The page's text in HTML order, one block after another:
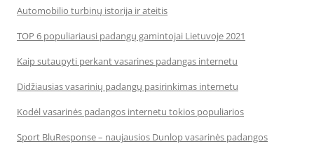
Automobilio turbinų istorija ir ateitis
TOP 6 populiariausi padangų gamintojai Lietuvoje 2021
Kaip sutaupyti perkant vasarines padangas internetu
Didžiausias vasarinių padangų pasirinkimas internetu
Kodėl vasarinės padangos internetu tokios populiarios
Sport BluResponse – naujausios Dunlop vasarinės padangos